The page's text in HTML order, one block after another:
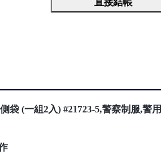
直接結帳
(一組2入) #21723-5,警察制服,警